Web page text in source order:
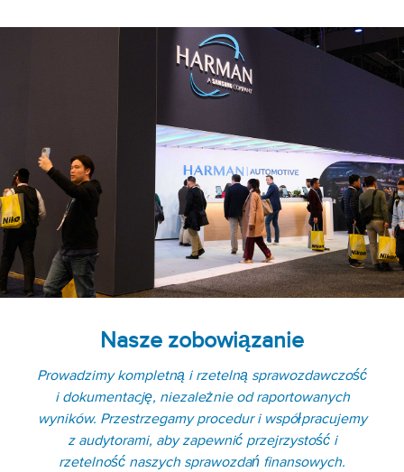
Nasze zobowiązanie
Prowadzimy kompletną i rzetelną sprawozdawczość
i dokumentację, niezależnie od raportowanych
wyników. Przestrzegamy procedur i współpracujemy
z audytorami, aby zapewnić przejrzystość i
rzetelność naszych sprawozdań finansowych.